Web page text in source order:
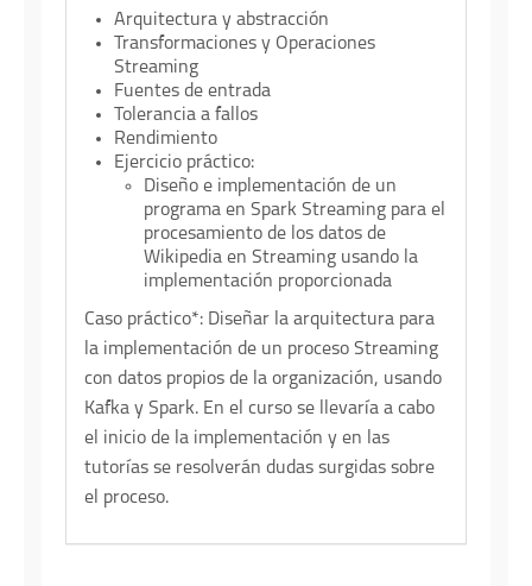
Arquitectura y abstracción
Transformaciones y Operaciones
Streaming
Fuentes de entrada
Tolerancia a fallos
Rendimiento
Ejercicio práctico:
Diseño e implementación de un
programa en Spark Streaming para el
procesamiento de los datos de
Wikipedia en Streaming usando la
implementación proporcionada
Caso práctico*: Diseñar la arquitectura para
la implementación de un proceso Streaming
con datos propios de la organización, usando
Kafka y Spark. En el curso se llevaría a cabo
el inicio de la implementación y en las
tutorías se resolverán dudas surgidas sobre
el proceso.